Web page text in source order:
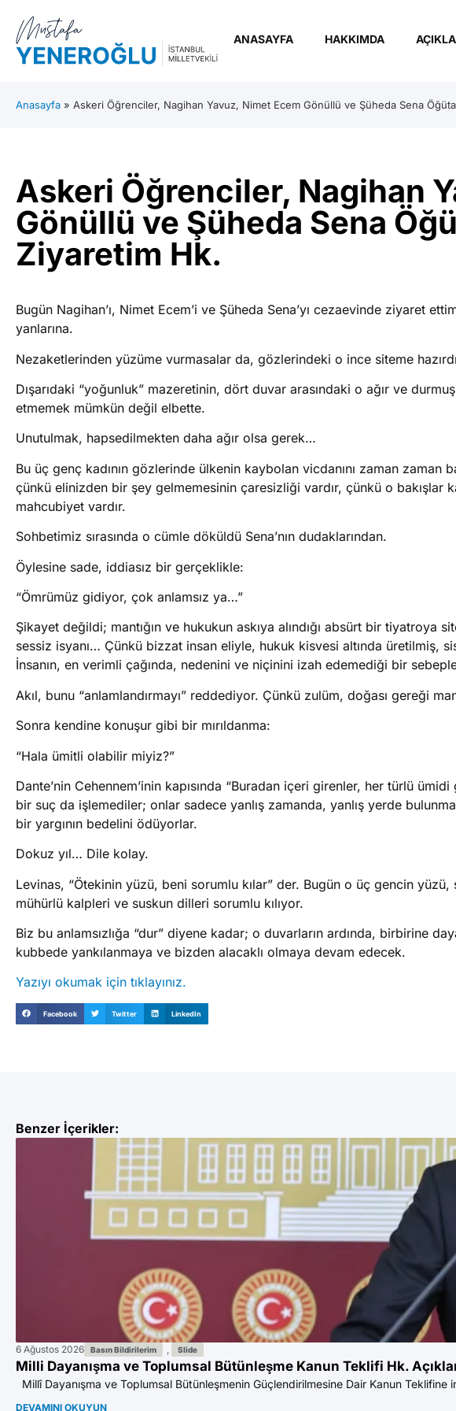
ANASAYFA HAKKIMDA
Anasayfa » Askeri Öğrenciler, Nagihan Yavuz, Nimet Ecem Gönüllü ve Şüheda Sena
Askeri Öğrenciler, Nagihan
Gönüllü ve Şüheda Sena
Ziyaretim Hk.
Bugün Nagihan’ı, Nimet Ecem’i ve Şüheda Sena’yı cezaevinde ziyaret
yanlarına.
Nezaketlerinden yüzüme vurmasalar da, gözlerindeki o ince siteme
Dışarıdaki “yoğunluk” mazeretinin, dört duvar arasındaki o ağır ve
etmemek mümkün değil elbette.
Unutulmak, hapsedilmekten daha ağır olsa gerek…
Bu ​üç genç kadının gözlerinde ülkenin kaybolan vicdanını zaman zaman
çünkü elinizden bir şey gelmemesinin çaresizliği vardır, çünkü o bakışlar
mahcubiyet vardır. ​
Sohbetimiz sırasında o cümle döküldü Sena’nın dudaklarından.
Öylesine sade, iddiasız bir gerçeklikle:
“Ömrümüz gidiyor, çok anlamsız ya…” ​
Şikayet değildi; mantığın ve hukukun askıya alındığı absürt bir tiyatroya
sessiz isyanı… Çünkü bizzat insan eliyle, hukuk kisvesi altında üretilmiş,
İnsanın, en verimli çağında, nedenini ve niçinini izah edemediği bir
Akıl, bunu “anlamlandırmayı” reddediyor. Çünkü zulüm, doğası gereği
​Sonra kendine konuşur gibi bir mırıldanma:
“Hala ümitli olabilir miyiz?”
​Dante’nin Cehennem’inin kapısında “Buradan içeri girenler, her türlü
bir suç da işlemediler; onlar sadece yanlış zamanda, yanlış yerde
bir yargının bedelini ödüyorlar.
Dokuz yıl… Dile kolay.
​Levinas, “Ötekinin yüzü, beni sorumlu kılar” der. Bugün o üç gencin
mühürlü kalpleri ve suskun dilleri sorumlu kılıyor.
​Biz bu anlamsızlığa “dur” diyene kadar; o duvarların ardında, birbirine
kubbede yankılanmaya ve bizden alacaklı olmaya devam edecek.
Yazıyı okumak için tıklayınız.
Facebook Twitter LinkedIn
Benzer İçerikler:
6 Ağustos 2026 Basın Bildirilerim Slide
Milli Dayanışma ve Toplumsal Bütünleşme Kanun Teklifi Hk.
Millî Dayanışma ve Toplumsal Bütünleşmenin Güçlendirilmesine Dair Kanun Teklifine
DEVAMINI OKUYUN